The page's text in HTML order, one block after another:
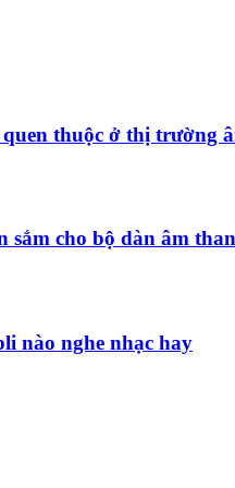
thuộc ở thị trường
sắm cho bộ dàn âm
nào nghe nhạc hay